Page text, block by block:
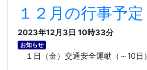
１２月の行事予定
2023年12月3日 10時33分
お知らせ
１日（金）交通安全運動（～ 10日）